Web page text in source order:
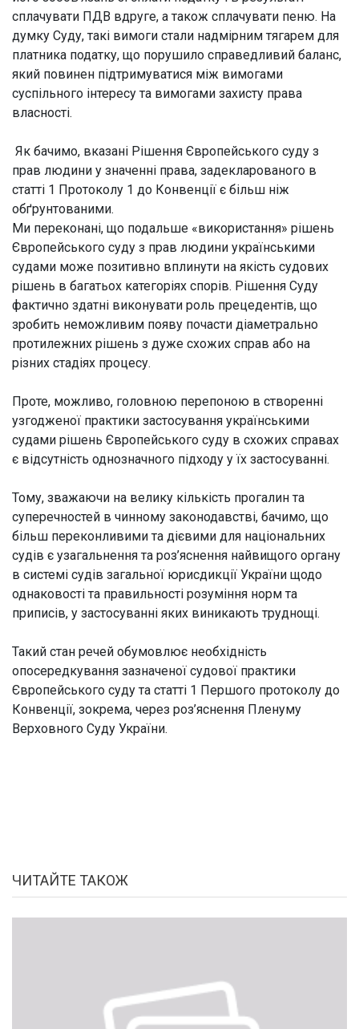
сплачувати ПДВ вдруге, а також сплачувати пеню. На
думку Суду, такі вимоги стали надмірним тягарем для
платника податку, що порушило справедливий баланс,
який повинен підтримуватися між вимогами
суспільного інтересу та вимогами захисту права
власності.
Як бачимо, вказані Рішення Європейського суду з
прав людини у значенні права, задекларованого в
статті 1 Протоколу 1 до Конвенції є більш ніж
обґрунтованими.
Ми переконані, що подальше «використання» рішень
Європейського суду з прав людини українськими
судами може позитивно вплинути на якість судових
рішень в багатьох категоріях спорів. Рішення Суду
фактично здатні виконувати роль прецедентів, що
зробить неможливим появу почасти діаметрально
протилежних рішень з дуже схожих справ або на
різних стадіях процесу.
Проте, можливо, головною перепоною в створенні
узгодженої практики застосування українськими
судами рішень Європейського суду в схожих справах
є відсутність однозначного підходу у їх застосуванні.
Тому, зважаючи на велику кількість прогалин та
суперечностей в чинному законодавстві, бачимо, що
більш переконливими та дієвими для національних
судів є узагальнення та роз’яснення найвищого органу
в системі судів загальної юрисдикції України щодо
однаковості та правильності розуміння норм та
приписів, у застосуванні яких виникають труднощі.
Такий стан речей обумовлює необхідність
опосередкування зазначеної судової практики
Європейського суду та статті 1 Першого протоколу до
Конвенції, зокрема, через роз’яснення Пленуму
Верховного Суду України.
ЧИТАЙТЕ ТАКОЖ